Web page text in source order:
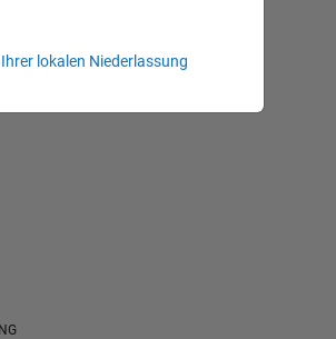
lokalen Niederlassung